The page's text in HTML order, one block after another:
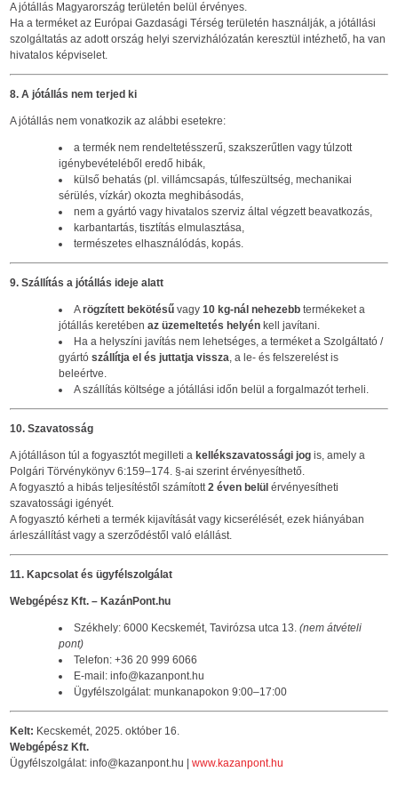
A jótállás Magyarország területén belül érvényes.
Ha a terméket az Európai Gazdasági Térség területén használják, a jótállási
szolgáltatás az adott ország helyi szervizhálózatán keresztül intézhető, ha van
hivatalos képviselet.
8. A jótállás nem terjed ki
A jótállás nem vonatkozik az alábbi esetekre:
a termék nem rendeltetésszerű, szakszerűtlen vagy túlzott
igénybevételéből eredő hibák,
külső behatás (pl. villámcsapás, túlfeszültség, mechanikai
sérülés, vízkár) okozta meghibásodás,
nem a gyártó vagy hivatalos szerviz által végzett beavatkozás,
karbantartás, tisztítás elmulasztása,
természetes elhasználódás, kopás.
9. Szállítás a jótállás ideje alatt
Arögzített bekötésű vagy10 kg-nál nehezebb termékeket a
jótállás keretébenaz üzemeltetés helyén kell javítani.
Ha a helyszíni javítás nem lehetséges, a terméket a Szolgáltató /
gyártószállítja el és juttatja vissza, a le- és felszerelést is
beleértve.
A szállítás költsége a jótállási időn belül a forgalmazót terheli.
10. Szavatosság
A jótálláson túl a fogyasztót megilleti a kellékszavatossági jog is, amely a
Polgári Törvénykönyv 6:159–174. §-ai szerint érvényesíthető.
A fogyasztó a hibás teljesítéstől számított2 éven belül érvényesítheti
szavatossági igényét.
A fogyasztó kérheti a termék kijavítását vagy kicserélését, ezek hiányában
árleszállítást vagy a szerződéstől való elállást.
11. Kapcsolat és ügyfélszolgálat
Webgépész Kft. – KazánPont.hu
Székhely: 6000 Kecskemét, Tavirózsa utca 13.(nem átvételi
pont)
Telefon: +36 20 999 6066
E-mail: info@kazanpont.hu
Ügyfélszolgálat: munkanapokon 9:00–17:00
Kelt: Kecskemét, 2025. október 16.
Webgépész Kft.
Ügyfélszolgálat: info@kazanpont.hu |www.kazanpont.hu